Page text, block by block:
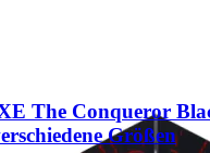
The Conqueror
Größen